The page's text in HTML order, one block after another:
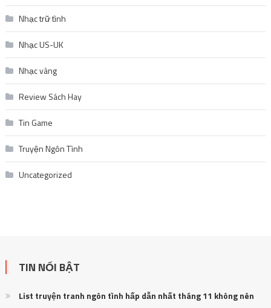
Nhạc trữ tình
Nhạc US-UK
Nhạc vàng
Review Sách Hay
Tin Game
Truyện Ngôn Tình
Uncategorized
TIN NỔI BẬT
List truyện tranh ngôn tình hấp dẫn nhất tháng 11 không nên